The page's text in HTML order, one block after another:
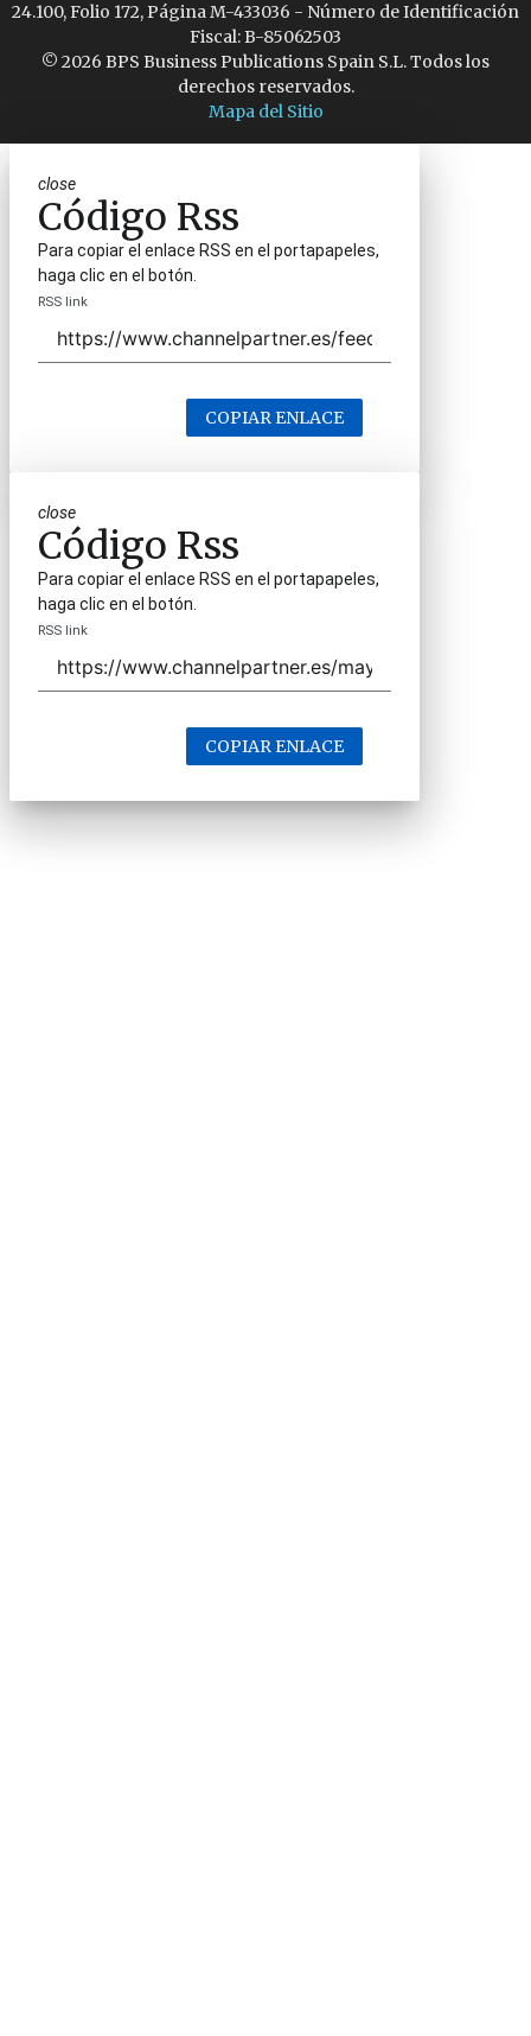
24.100, Folio 172, Página M-433036 - Número de Identificación
Fiscal: B-85062503
© 2026 BPS Business Publications Spain S.L. Todos los
derechos reservados.
Mapa del Sitio
close
Código Rss
Para copiar el enlace RSS en el portapapeles,
haga clic en el botón.
RSS link
COPIAR ENLACE
close
Código Rss
Para copiar el enlace RSS en el portapapeles,
haga clic en el botón.
RSS link
COPIAR ENLACE